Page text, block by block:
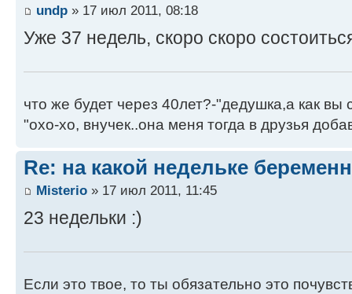
undp » 17 июл 2011, 08:18
Уже 37 недель, скоро скоро
что же будет через 40лет?-"дедушка,а как
"охо-хо, внучек..она меня тогда в друзья
Re: на какой недельке
Misterio » 17 июл 2011, 11:45
23 недельки :)
Если это твое, то ты обязательно это